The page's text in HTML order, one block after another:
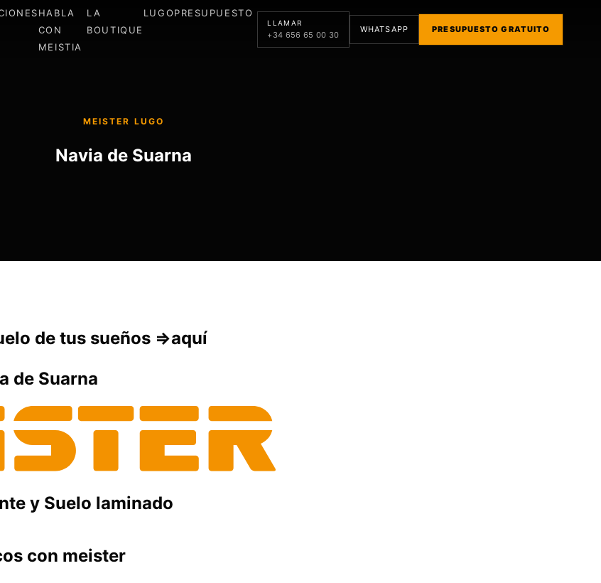
HABLA
CON
MEISTIA
LA
BOUTIQUE
LUGOPRESUPUESTO
LLAMAR
+34 656 65 00 30
WHATSAPP PRESUPUESTO GRATUITO
MEISTER LUGO
Navia de Suarna
de tus sueños =>aquí
de Suarna
y Suelo laminado
con meister